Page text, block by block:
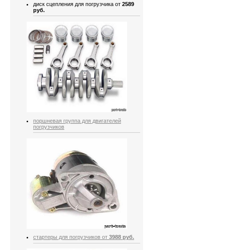
диск сцепления для погрузчика от 2589
руб.
поршневая группа для двигателей
погрузчиков
стартеры для погрузчиков от 3988 руб.